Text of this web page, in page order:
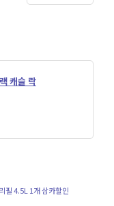
캐슬 락
필 4.5L 1개 삼카할인